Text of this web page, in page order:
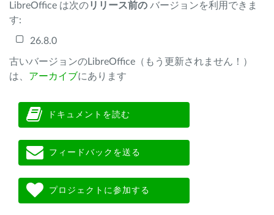
LibreOffice は次のリリース前の バージョンを利用できま
す:
26.8.0
古いバージョンのLibreOffice（もう更新されません！）
は、 アーカイブにあります
ドキュメントを読む
フィードバックを送る
プロジェクトに参加する